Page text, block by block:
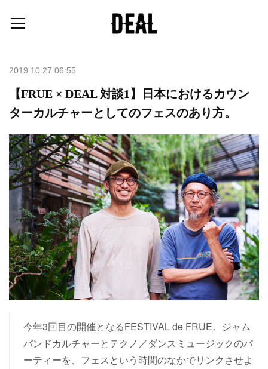
2019.10.27 06:55
【FRUE × DEAL 対談1】日本におけるカウン
ターカルチャーとしてのフェスのあり方。
今年3回目の開催となるFESTIVAL de FRUE。ジャム
バンドカルチャーとテクノ／ダンスミュージックのパ
ーティーを、フェスという時間のなかでリンクさせよ